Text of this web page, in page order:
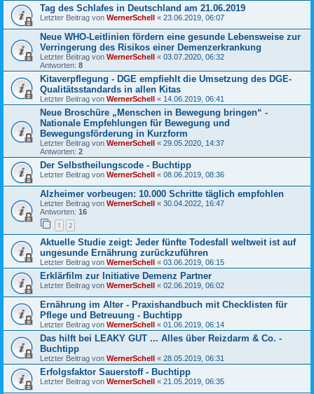
Tag des Schlafes in Deutschland am 21.06.2019
Letzter Beitrag von WernerSchell « 23.06.2019, 06:07
Neue WHO-Leitlinien fördern eine gesunde Lebensweise zur
Verringerung des Risikos einer Demenzerkrankung
Letzter Beitrag von WernerSchell « 03.07.2020, 06:32
Antworten: 8
Kitaverpflegung - DGE empfiehlt die Umsetzung des DGE-
Qualitätsstandards in allen Kitas
Letzter Beitrag von WernerSchell « 14.06.2019, 06:41
Neue Broschüre „Menschen in Bewegung bringen“ -
Nationale Empfehlungen für Bewegung und
Bewegungsförderung in Kurzform
Letzter Beitrag von WernerSchell « 29.05.2020, 14:37
Antworten: 2
Der Selbstheilungscode - Buchtipp
Letzter Beitrag von WernerSchell « 08.06.2019, 08:36
Alzheimer vorbeugen: 10.000 Schritte täglich empfohlen
Letzter Beitrag von WernerSchell « 30.04.2022, 16:47
Antworten: 16
1 2
Aktuelle Studie zeigt: Jeder fünfte Todesfall weltweit ist auf
ungesunde Ernährung zurückzuführen
Letzter Beitrag von WernerSchell « 03.06.2019, 06:15
Erklärfilm zur Initiative Demenz Partner
Letzter Beitrag von WernerSchell « 02.06.2019, 06:02
Ernährung im Alter - Praxishandbuch mit Checklisten für
Pflege und Betreuung - Buchtipp
Letzter Beitrag von WernerSchell « 01.06.2019, 06:14
Das hilft bei LEAKY GUT ... Alles über Reizdarm & Co. -
Buchtipp
Letzter Beitrag von WernerSchell « 28.05.2019, 06:31
Erfolgsfaktor Sauerstoff - Buchtipp
Letzter Beitrag von WernerSchell « 21.05.2019, 06:35